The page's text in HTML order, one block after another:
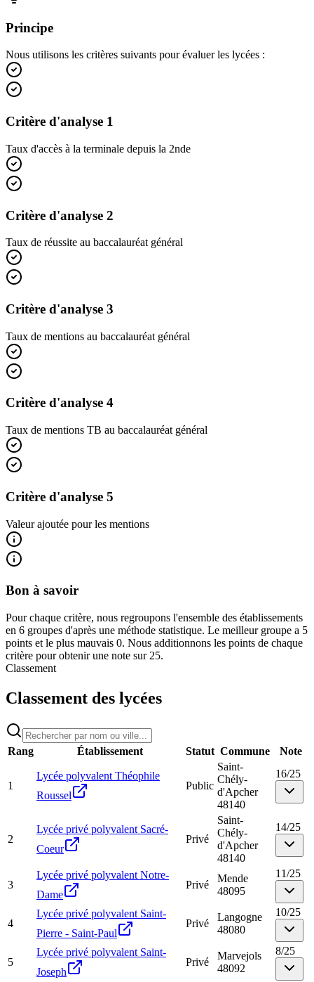
Principe
Nous utilisons les critères suivants pour évaluer les lycées :
Critère d'analyse 1
Taux d'accès à la terminale depuis la 2nde
Critère d'analyse 2
Taux de réussite au baccalauréat général
Critère d'analyse 3
Taux de mentions au baccalauréat général
Critère d'analyse 4
Taux de mentions TB au baccalauréat général
Critère d'analyse 5
Valeur ajoutée pour les mentions
Bon à savoir
Pour chaque critère, nous regroupons l'ensemble des établissements
en 6 groupes d'après une méthode statistique. Le meilleur groupe a 5
points et le plus mauvais 0. Nous additionnons les points de chaque
critère pour obtenir une note sur 25.
Classement
Classement des lycées
Rang Établissement Statut Commune Note
1
Lycée polyvalent Théophile
Roussel
Public
Saint-
Chély-
d'Apcher
48140
16/25
2
Lycée privé polyvalent Sacré-
Coeur
Privé
Saint-
Chély-
d'Apcher
48140
14/25
3
Lycée privé polyvalent Notre-
Dame
Privé
Mende
48095
11/25
4
Lycée privé polyvalent Saint-
Pierre - Saint-Paul
Privé
Langogne
48080
10/25
5
Lycée privé polyvalent Saint-
Joseph
Privé
Marvejols
48092
8/25